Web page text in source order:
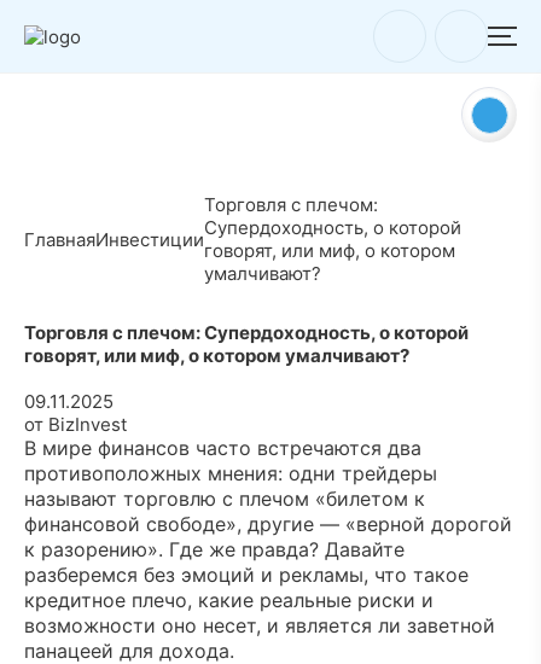
ГлавнаяИнвестиции
Торговля с плечом:
Супердоходность, о которой
говорят, или миф, о котором
умалчивают?
Торговля с плечом: Супердоходность, о которой
говорят, или миф, о котором умалчивают?
09.11.2025
от BizInvest
В мире финансов часто встречаются два
противоположных мнения: одни трейдеры
называют торговлю с плечом «билетом к
финансовой свободе», другие — «верной дорогой
к разорению». Где же правда? Давайте
разберемся без эмоций и рекламы, что такое
кредитное плечо, какие реальные риски и
возможности оно несет, и является ли заветной
панацеей для дохода.